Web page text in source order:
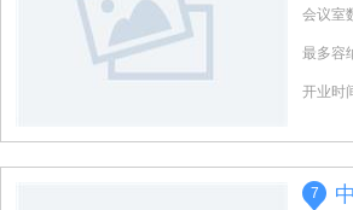
会议室
最多容
开业时
7